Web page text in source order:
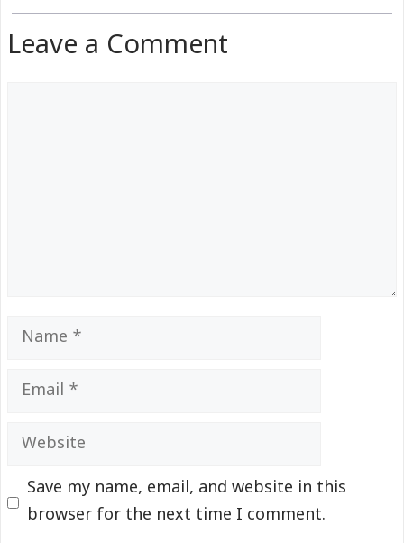
Leave a Comment
Name
Email
Website
Save my name, email, and website in this
browser for the next time I comment.